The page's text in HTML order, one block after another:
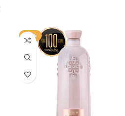
-25%